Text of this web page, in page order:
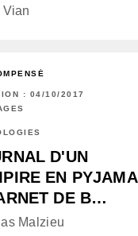
Vian
: 04/10/2017
D'UN
EN PYJAMA
DE B…
Malzieu